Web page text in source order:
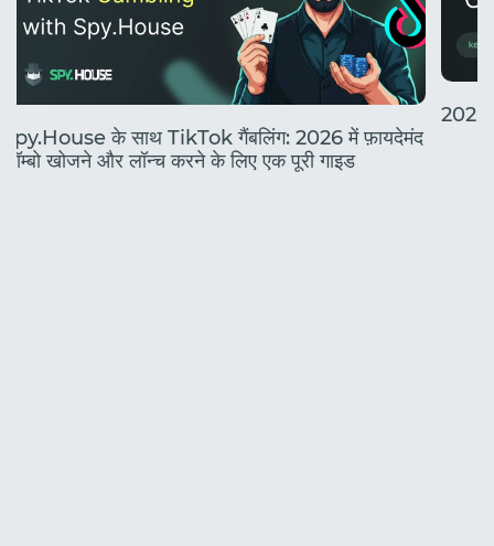
Spy.House के साथ TikTok गैंबलिंग: 2026 में फ़ायदेमंद
कॉम्बो खोजने और लॉन्च करने के लिए एक पूरी गाइड
2026